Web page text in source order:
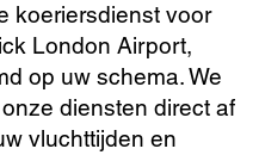
koeriersdienst voor
London Airport,
op uw schema. We
diensten direct af
vluchttijden en